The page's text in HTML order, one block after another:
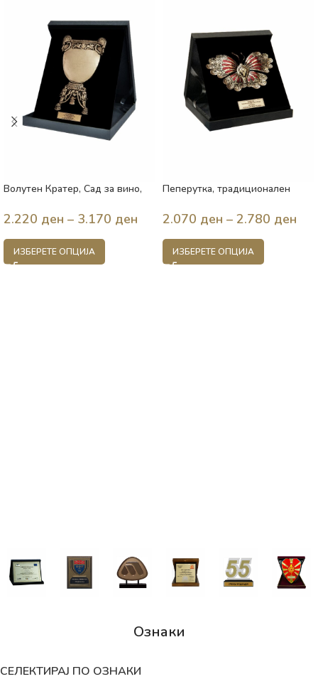
Волутен Кратер, Сад за вино,
2.220 ден – 3.170 ден
ИЗБЕРЕТЕ ОПЦИЈА
Пеперутка, традиционален
2.070 ден – 2.780 ден
ИЗБЕРЕТЕ ОПЦИЈА
Ознаки
СЕЛЕКТИРАЈ ПО ОЗНАКИ